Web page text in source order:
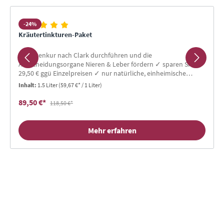
-24%
Kräutertinkturen-Paket
Parasitenkur nach Clark durchführen und die
Ausscheidungsorgane Nieren & Leber fördern ✓ sparen Sie
29,50 € ggü Einzelpreisen ✓ nur natürliche, einheimische
Zutaten ✓ praktisch einzunehmen
Inhalt: 1.5 Liter (59,67 €* / 1 Liter)
89,50 €* 118,50 €*
Mehr erfahren